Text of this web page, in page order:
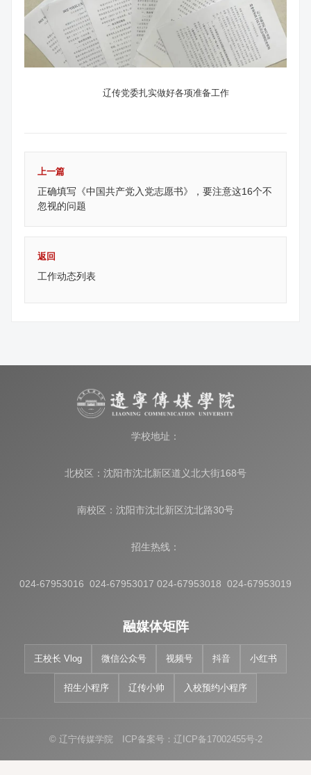
辽传党委扎实做好各项准备工作
上一篇
正确填写《中国共产党入党志愿书》，要注意这16个不
忽视的问题
返回
工作动态列表
学校地址：
北校区：沈阳市沈北新区道义北大街168号
南校区：沈阳市沈北新区沈北路30号
招生热线：
024-67953016 024-67953017 024-67953018 024-67953019
融媒体矩阵
王校长 Vlog 微信公众号 视频号 抖音 小红书
招生小程序 辽传小帅 入校预约小程序
© 辽宁传媒学院 ICP备案号：辽ICP备17002455号-2